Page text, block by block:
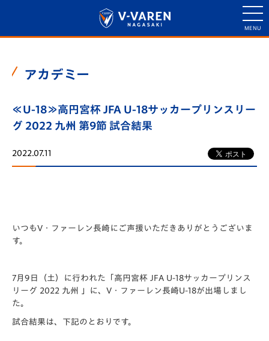
アカデミー
≪U-18≫高円宮杯 JFA U-18サッカープリンスリー
グ 2022 九州 第9節 試合結果
2022.07.11
いつもV・ファーレン長崎にご声援いただきありがとうございま
す。
7月9日（土）に行われた「️高円宮杯 JFA U-18サッカープリンス
リーグ 2022 九州 」に、V・ファーレン長崎U-18が出場しまし
た。
試合結果は、下記のとおりです。